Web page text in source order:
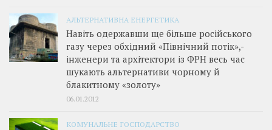
АЛЬТЕРНАТИВНА ЕНЕРГЕТИКА
Навіть одержавши ще більше російського
газу через обхідний «Північний потік»,­
інженери та архітектори із ФРН весь час
шукають альтернативи чорному й
блакитному «золоту»
06.01.2012
КОМУНАЛЬНЕ ГОСПОДАРСТВО